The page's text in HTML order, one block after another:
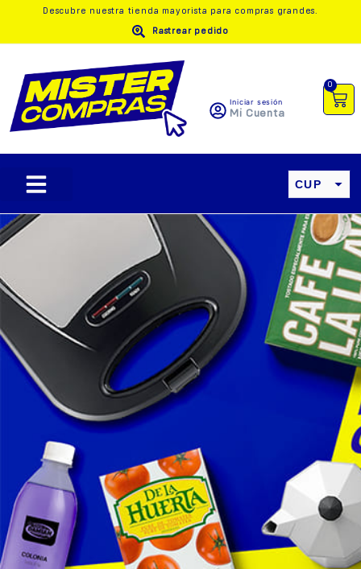
Descubre nuestra tienda mayorista para compras grandes.
Rastrear pedido
Iniciar sesión
Mi Cuenta
0
CUP
USD